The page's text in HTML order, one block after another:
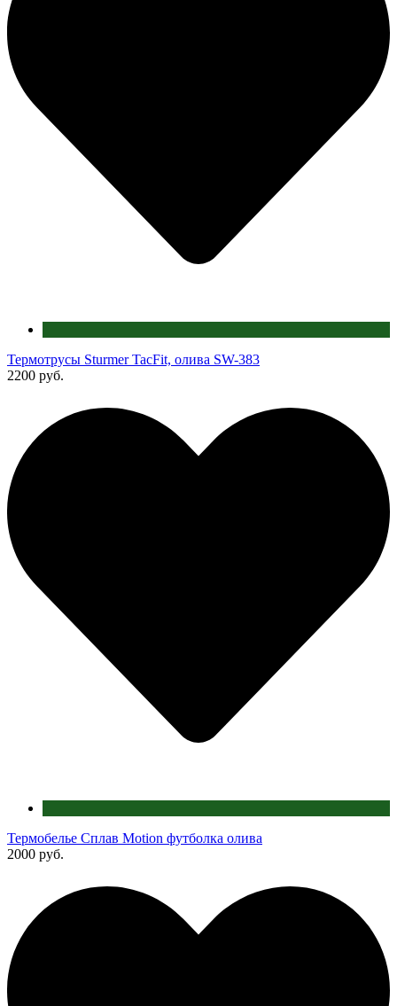
Термотрусы Sturmer TacFit, олива SW-383
2200 руб.
Термобелье Сплав Motion футболка олива
2000 руб.